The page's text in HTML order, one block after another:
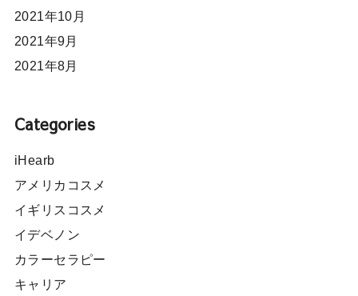
2021年10月
2021年9月
2021年8月
Categories
iHearb
アメリカコスメ
イギリスコスメ
イデベノン
カラーセラピー
キャリア